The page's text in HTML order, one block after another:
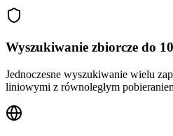
Wyszukiwanie zbiorcze do
Jednoczesne wyszukiwanie wielu
liniowymi z równoległym